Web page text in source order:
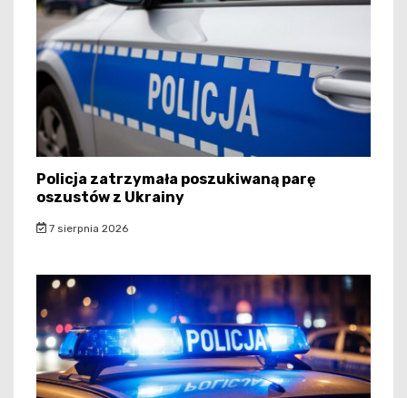
Policja zatrzymała poszukiwaną parę
oszustów z Ukrainy
7 sierpnia 2026